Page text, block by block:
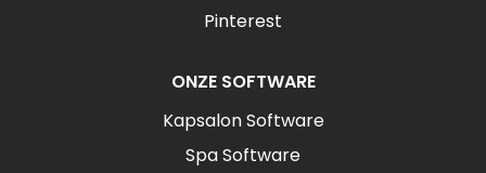
Pinterest
ONZE SOFTWARE
Kapsalon Software
Spa Software